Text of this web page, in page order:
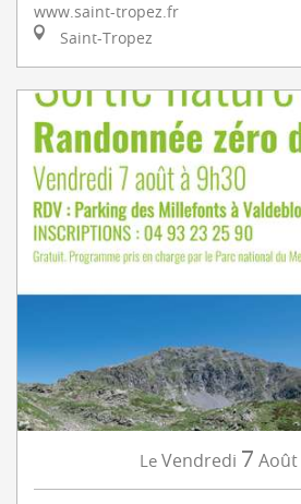
www.saint-tropez.fr
Saint-Tropez
Le Vendredi 7 Août